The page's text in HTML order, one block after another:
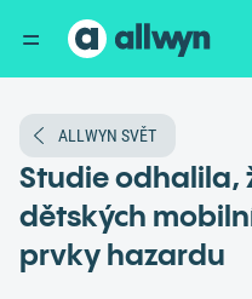
ALLWYN SVĚT
Studie odhalila,
dětských
prvky hazardu